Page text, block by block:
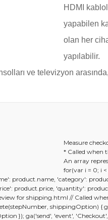
HDMI
yapabilen
olan her
yapılabilir.
ve televizyon
diğer
formunu
Görüş
Measure
* Called when
An array
for(var i = 0; i
product.name, 'category':
product.price, 'quantity':
for shipping.html // Called
shippingOption) {
}); ga('send', 'event',